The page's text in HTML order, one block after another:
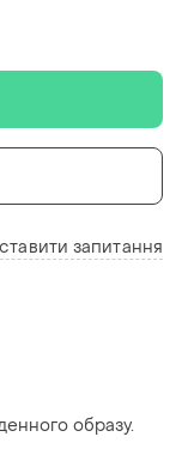
запитання
образу.